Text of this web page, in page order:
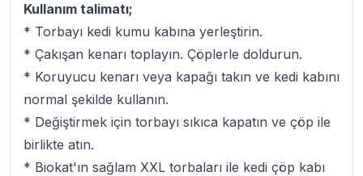
Kullanım talimatı;
* Torbayı kedi kumu kabına yerleştirin.
* Çakışan kenarı toplayın. Çöplerle doldurun.
* Koruyucu kenarı veya kapağı takın ve kedi kabını
normal şekilde kullanın.
* Değiştirmek için torbayı sıkıca kapatın ve çöp ile
birlikte atın.
* Biokat'ın sağlam XXL torbaları ile kedi çöp kabı